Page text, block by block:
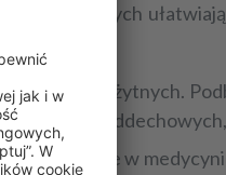
ziołowych
starożytnych.
dróg oddechowych,
w